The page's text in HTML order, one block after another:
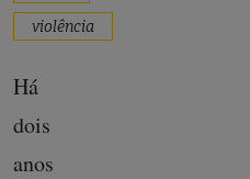
violência
Há
dois
anos